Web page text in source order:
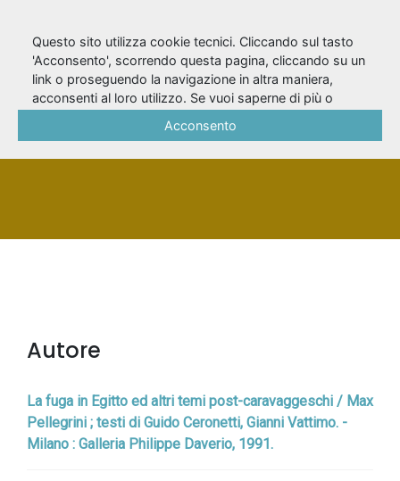
Pellegrini, Max
PERSONA
Autore
La fuga in Egitto ed altri temi post-caravaggeschi / Max
Pellegrini ; testi di Guido Ceronetti, Gianni Vattimo. -
Milano : Galleria Philippe Daverio, 1991.
Questo sito utilizza cookie tecnici. Cliccando sul tasto
'Acconsento', scorrendo questa pagina, cliccando su un
link o proseguendo la navigazione in altra maniera,
acconsenti al loro utilizzo. Se vuoi saperne di più o
Acconsento